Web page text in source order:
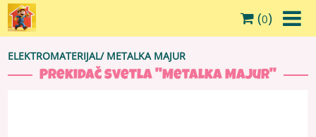
(0)
ELEKTROMATERIJAL/ METALKA MAJUR
Prekidač svetla ''Metalka Majur''